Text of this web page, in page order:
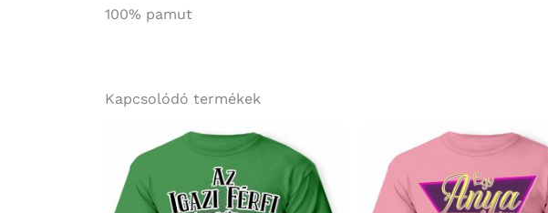
100% pamut
Kapcsolódó termékek